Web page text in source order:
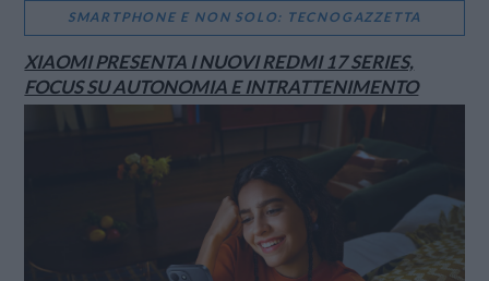
SMARTPHONE E NON SOLO: TECNOGAZZETTA
XIAOMI PRESENTA I NUOVI REDMI 17 SERIES,
FOCUS SU AUTONOMIA E INTRATTENIMENTO